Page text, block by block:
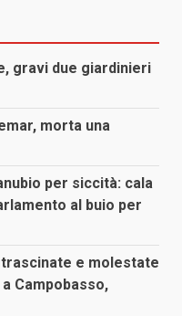
gravi due giardinieri
morta una
per siccità: cala
al buio per
trascinate e molestate
Campobasso,